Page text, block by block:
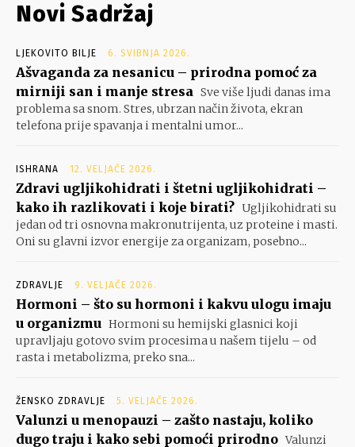
Novi Sadržaj
LJEKOVITO BILJE 6. SVIBNJA 2026.
Ašvaganda za nesanicu – prirodna pomoć za
mirniji san i manje stresa Sve više ljudi danas ima
problema sa snom. Stres, ubrzan način života, ekran
telefona prije spavanja i mentalni umor...
ISHRANA 12. VELJAČE 2026.
Zdravi ugljikohidrati i štetni ugljikohidrati –
kako ih razlikovati i koje birati? Ugljikohidrati su
jedan od tri osnovna makronutrijenta, uz proteine i masti.
Oni su glavni izvor energije za organizam, posebno...
ZDRAVLJE 9. VELJAČE 2026.
Hormoni – što su hormoni i kakvu ulogu imaju
u organizmu Hormoni su hemijski glasnici koji
upravljaju gotovo svim procesima u našem tijelu – od
rasta i metabolizma, preko sna...
ŽENSKO ZDRAVLJE 5. VELJAČE 2026.
Valunzi u menopauzi – zašto nastaju, koliko
dugo traju i kako sebi pomoći prirodno Valunzi